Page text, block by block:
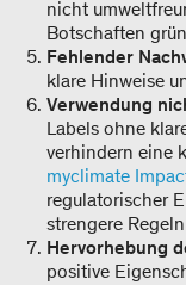
nicht
Botschaften
Fehlender
klare Hinweise
Verwendung
Labels ohne
verhindern eine
myclimate
regulatorischer
strengere
Hervorhebung
positive